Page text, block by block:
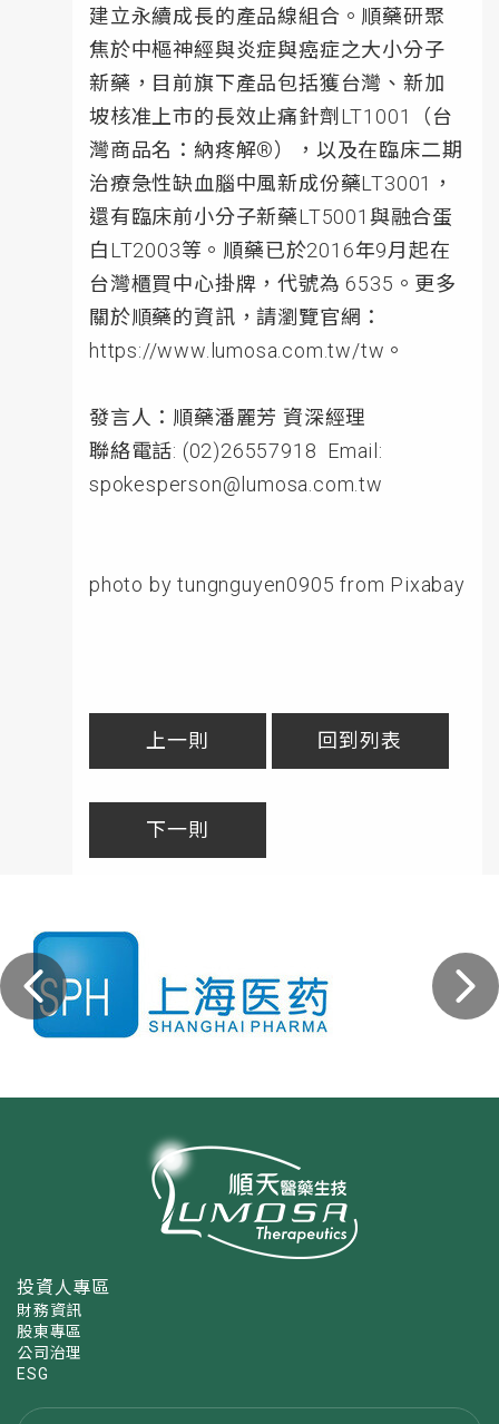
建立永續成長的產品線組合。順藥研聚
焦於中樞神經與炎症與癌症之大小分子
新藥，目前旗下產品包括獲台灣、新加
坡核准上市的長效止痛針劑LT1001（台
灣商品名：納疼解®），以及在臨床二期
治療急性缺血腦中風新成份藥LT3001，
還有臨床前小分子新藥LT5001與融合蛋
白LT2003等。順藥已於2016年9月起在
台灣櫃買中心掛牌，代號為 6535。更多
關於順藥的資訊，請瀏覽官網：
https://www.lumosa.com.tw/tw。
發言人：順藥潘麗芳 資深經理
聯絡電話: (02)26557918 Email:
spokesperson@lumosa.com.tw
photo by tungnguyen0905 from Pixabay
上一則 回到列表
下一則
投資人專區
財務資訊
股東專區
公司治理
ESG